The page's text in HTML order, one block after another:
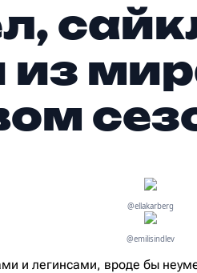
из
@ellakarberg
@emilisindlev
и легинсами, вроде бы